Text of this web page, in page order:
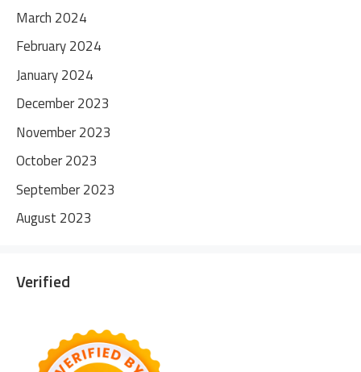
March 2024
February 2024
January 2024
December 2023
November 2023
October 2023
September 2023
August 2023
Verified